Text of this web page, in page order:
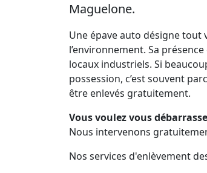
Maguelone.
Une épave auto désigne tout
l’environnement. Sa
locaux industriels. Si
possession, c’est souvent
être enlevés gratuitement.
Vous voulez vous
Nous intervenons
Nos services d'enlèvement